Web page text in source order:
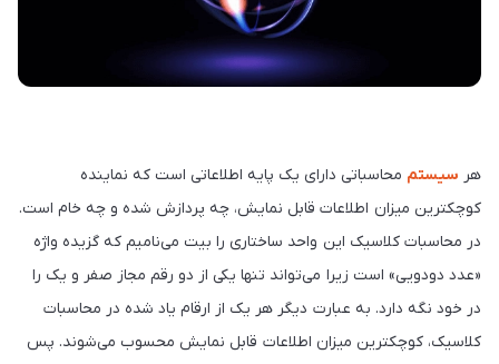
هر سیستم محاسباتی دارای یک پایه اطلاعاتی است که نماینده
کوچکترین میزان اطلاعات قابل نمایش، چه پردازش شده و چه خام است.
در محاسبات کلاسیک این واحد ساختاری را بیت می‌نامیم که گزیده واژه
«عدد دودویی» است زیرا می‌تواند تنها یکی از دو رقم مجاز صفر و یک را
در خود نگه دارد. به عبارت دیگر هر یک از ارقام یاد شده در محاسبات
کلاسیک، کوچکترین میزان اطلاعات قابل نمایش محسوب می‌شوند. پس